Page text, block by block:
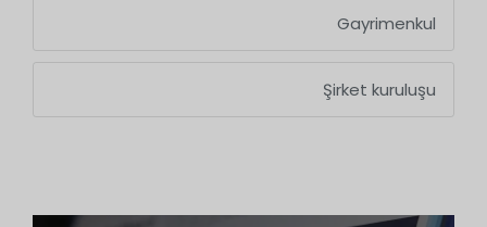
Gayrimenkul
Şirket kuruluşu